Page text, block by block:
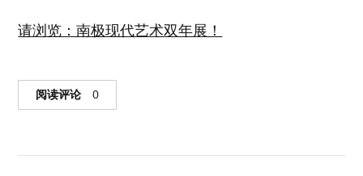
请浏览：南极现代艺术双年展！
阅读评论 0